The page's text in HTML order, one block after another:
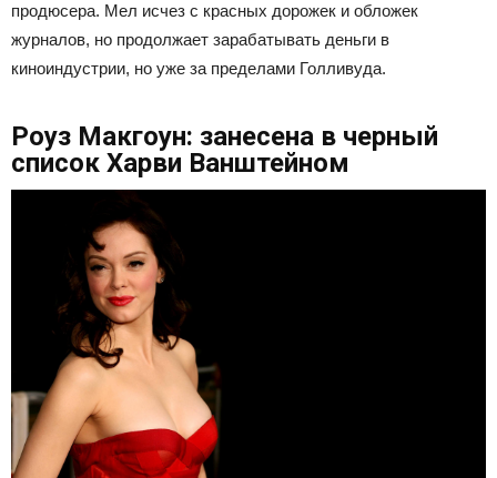
продюсера. Мел исчез с красных дорожек и обложек
журналов, но продолжает зарабатывать деньги в
киноиндустрии, но уже за пределами Голливуда.
Роуз Макгоун: занесена в черный
список Харви Ванштейном